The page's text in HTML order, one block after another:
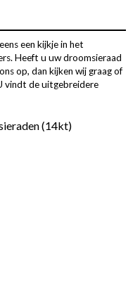
een kijkje in het
Heeft u uw droomsieraad
op, dan kijken wij graag of
vindt de uitgebreidere
(14kt)